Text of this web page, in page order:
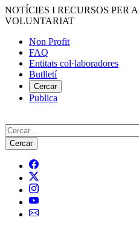
Vés
al
NOTÍCIES I RECURSOS PER
VOLUNTARIAT
Menú
del
compte
d'usuari
Non Profit
FAQ
Entitats col·laboradores
Butlletí
Cercar
Publica
Cerca